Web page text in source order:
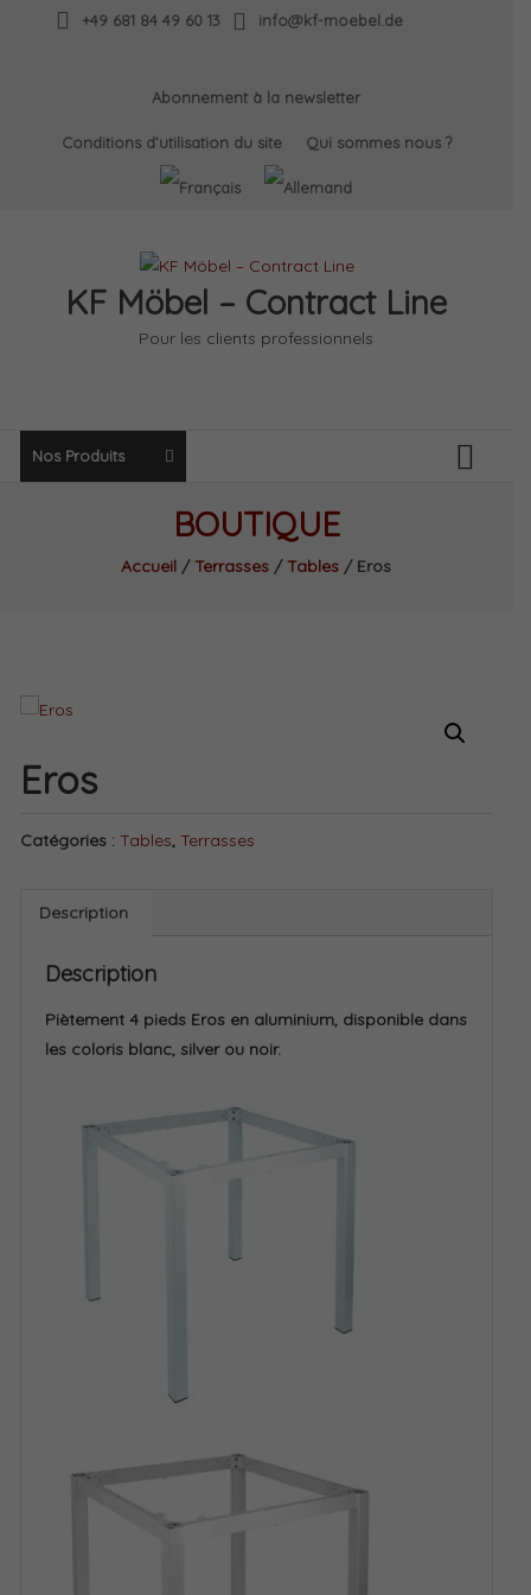
+49 681 84 49 60 13 info@kf-moebel.de
Abonnement à la newsletter
Conditions d’utilisation du site Qui sommes nous ?
KF Möbel – Contract Line
Pour les clients professionnels
Nos Produits
BOUTIQUE
Accueil /Terrasses /Tables / Eros
Eros
Catégories :Tables,Terrasses
Description
Description
Piètement 4 pieds Eros en aluminium, disponible dans
les coloris blanc, silver ou noir.